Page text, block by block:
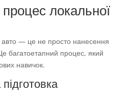
локальної
авто — це не просто нанесення
багатоетапний процес, який
навичок.